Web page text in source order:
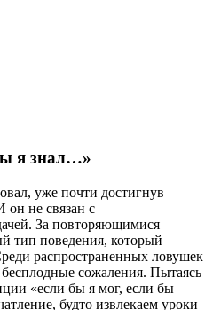
я знал…»
уже почти достигнув
он не связан с
За повторяющимися
тип поведения, который
распространенных ловушек
сожаления. Пытаясь
«если бы я мог, если бы
будто извлекаем уроки